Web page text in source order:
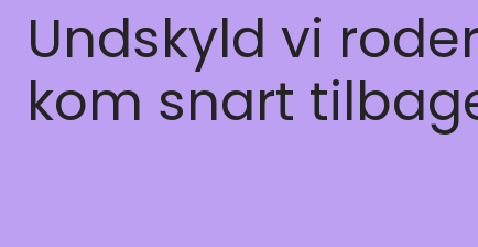
Undskyld vi
kom snart